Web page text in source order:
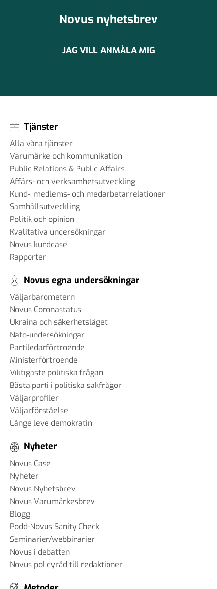
Novus nyhetsbrev
JAG VILL ANMÄLA MIG
Tjänster
Alla våra tjänster
Varumärke och kommunikation
Public Relations & Public Affairs
Affärs- och verksamhetsutveckling
Kund-, medlems- och medarbetarrelationer
Samhällsutveckling
Politik och opinion
Kvalitativa undersökningar
Novus kundcase
Rapporter
Novus egna undersökningar
Väljarbarometern
Novus Coronastatus
Ukraina och säkerhetsläget
Nato-undersökningar
Partiledarförtroende
Ministerförtroende
Viktigaste politiska frågan
Bästa parti i politiska sakfrågor
Väljarprofiler
Väljarförståelse
Länge leve demokratin
Nyheter
Novus Case
Nyheter
Novus Nyhetsbrev
Novus Varumärkesbrev
Blogg
Podd-Novus Sanity Check
Seminarier/webbinarier
Novus i debatten
Novus policyråd till redaktioner